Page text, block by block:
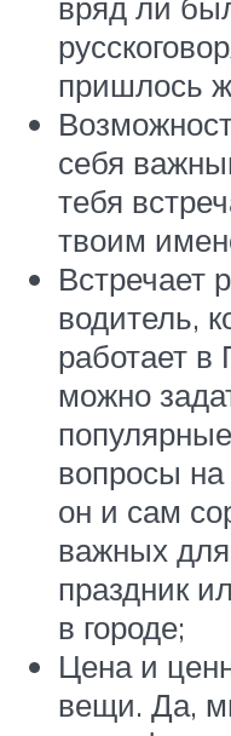
пришлось
себя
тебя
твоим
Встречает
водитель,
работает
можно
вопросы
он и сам
важных
праздник
в городе;
Цена и
вещи. Да,